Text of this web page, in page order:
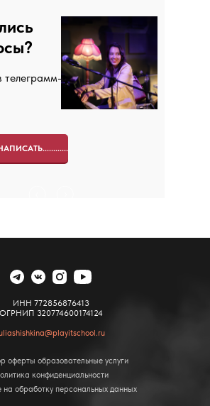
телеграмм-
ИНН 772856876413
ОГРНИП 320774600174124
оферты образовательные услуги
конфиденциальности
на обработку персональных данных